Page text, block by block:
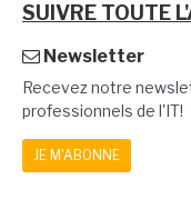
SUIVRE TOUTE
Newsletter
Recevez notre
professionnels de l'IT!
JE M'ABONNE